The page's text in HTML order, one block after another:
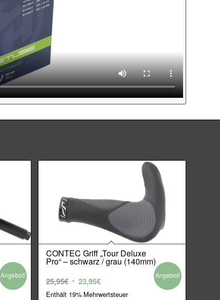
Angebot!
CONTEC Griff „Tour Deluxe
Pro“ – schwarz / grau (140mm)
25,95€ Ursprünglicher
Preis
23,95€Aktueller
Preis
Enthält 19% Mehrwertsteuer
Angebot!